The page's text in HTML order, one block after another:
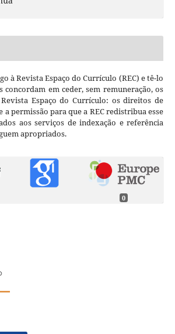
à Revista Espaço do Currículo (REC) e tê-lo
concordam em ceder, sem remuneração, os
Espaço do Currículo: os direitos de
permissão para que a REC redistribua esse
aos serviços de indexação e referência
apropriados.
0